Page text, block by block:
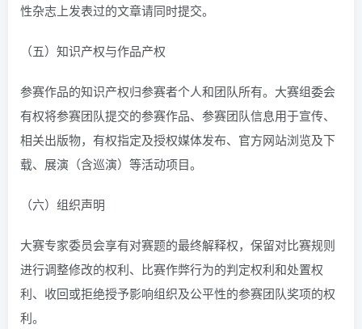
性杂志上发表过的文章请同时提交。
（五）知识产权与作品产权
参赛作品的知识产权归参赛者个人和团队所有。大赛组委会
有权将参赛团队提交的参赛作品、参赛团队信息用于宣传、
相关出版物，有权指定及授权媒体发布、官方网站浏览及下
载、展演（含巡演）等活动项目。
（六）组织声明
大赛专家委员会享有对赛题的最终解释权，保留对比赛规则
进行调整修改的权利、比赛作弊行为的判定权利和处置权
利、收回或拒绝授予影响组织及公平性的参赛团队奖项的权
利。